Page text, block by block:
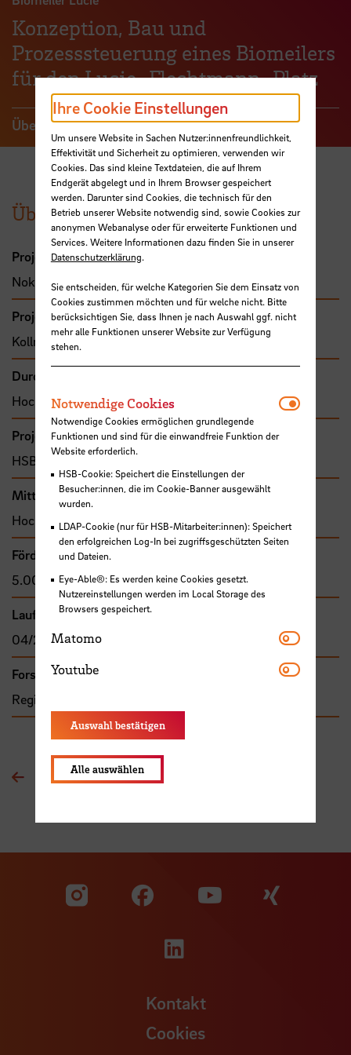
Konzeption, Bau und
Prozesssteuerung eines Biomeilers
für den Lucie-Flechtmann-Platz
Übersicht
Übersicht
Projektleitung
Noke, Anja, Prof. Dr.-Ing.
Projektbeteiligte
Kollmann, Steffi, Dr.des.
Durchführende Organisation
Hochschule Bremen, Fakultät 2
Projekttyp
HSB-intern gefördertes Projekt
Mittel- bzw. Auftragsgeber
Hochschule Bremen, F&E-Fonds
Förder- bzw. Auftragssumme
5.000,00 €
Laufzeit
04/2018 - 09/2019
Forschungs- und Transfercluster
Region im Wandel
Zur Übersichtsseite
Zu unserer Facebook
Zu
Zu unserer
Kontakt
Cookies
Ihre Cookie Einstellungen
Um unsere Website in Sachen Nutzer:innenfreundlichkeit,
Effektivität und Sicherheit zu optimieren, verwenden wir
Cookies. Das sind kleine Textdateien, die auf Ihrem
Endgerät abgelegt und in Ihrem Browser gespeichert
werden. Darunter sind Cookies, die technisch für den
Betrieb unserer Website notwendig sind, sowie Cookies zur
anonymen Webanalyse oder für erweiterte Funktionen und
Services. Weitere Informationen dazu finden Sie in unserer
Datenschutzerklärung.
Sie entscheiden, für welche Kategorien Sie dem Einsatz von
Cookies zustimmen möchten und für welche nicht. Bitte
berücksichtigen Sie, dass Ihnen je nach Auswahl ggf. nicht
mehr alle Funktionen unserer Website zur Verfügung
stehen.
Notwendige Cookies
Notwendige Cookies ermöglichen grundlegende
Funktionen und sind für die einwandfreie Funktion der
Website erforderlich.
HSB-Cookie: Speichert die Einstellungen der
Besucher:innen, die im Cookie-Banner ausgewählt
wurden.
LDAP-Cookie (nur für HSB-Mitarbeiter:innen): Speichert
den erfolgreichen Log-In bei zugriffsgeschützten Seiten
und Dateien.
Eye-Able®: Es werden keine Cookies gesetzt.
Nutzereinstellungen werden im Local Storage des
Browsers gespeichert.
Matomo Matomo
Youtube Youtube
Auswahl bestätigen
Alle auswählen